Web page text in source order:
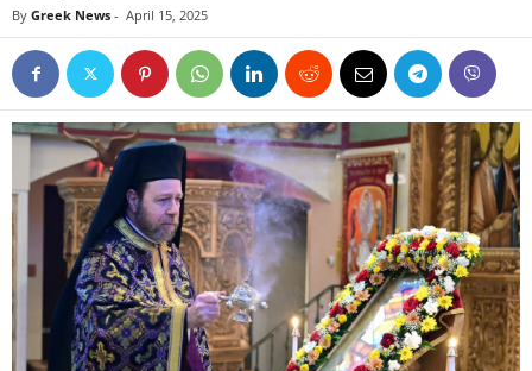
By Greek News - April 15, 2025